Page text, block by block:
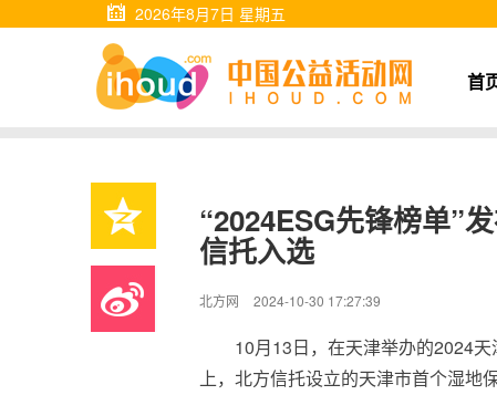
2026年8月7日 星期五
首
“2024ESG先锋榜单”
信托入选
北方网 2024-10-30 17:27:39
10月13日，在天津举办的2024
上，北方信托设立的天津市首个湿